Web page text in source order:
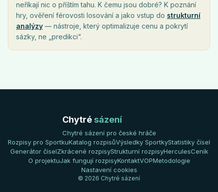
neříkají nic o příštím tahu. K čemu jsou dobré? K poznání
hry, ověření férovosti losování a jako vstup do strukturní
analýzy — nástroje, který optimalizuje cenu a pokrytí
sázky, ne „predikci“.
Chytré sázení
Chytré sázení pro české hráče
Rozpisy pro SportkuKatalog rozpisůVýsledky SportkyStatistiky čísel
Generátor číselZkrácené rozpisyStrukturní rozpisyHerculesCeník
O projektuJak fungují rozpisyKontaktVOPMetodologie
Nastavení cookies
© 2026 Chytré sázení